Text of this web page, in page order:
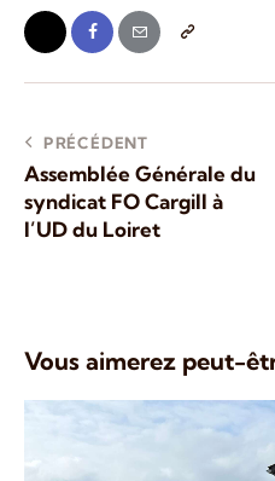
PRÉCÉDENT
Assemblée Générale du
syndicat FO Cargill à
l’UD du Loiret
Vous aimerez peut-